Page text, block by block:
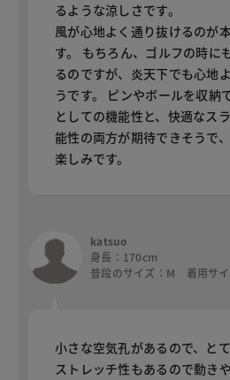
るような涼しさです。
風が心地よく通り抜けるのが
す。 もちろん、ゴルフの時に
るのですが、炎天下でも心地
うです。 ピンやボールを収納
としての機能性と、快適なス
能性の両方が期待できそうで
楽しみです。
katsuo
身長：170cm
普段のサイズ：M 着用サ
小さな空気孔があるので、とて
ストレッチ性もあるので動き